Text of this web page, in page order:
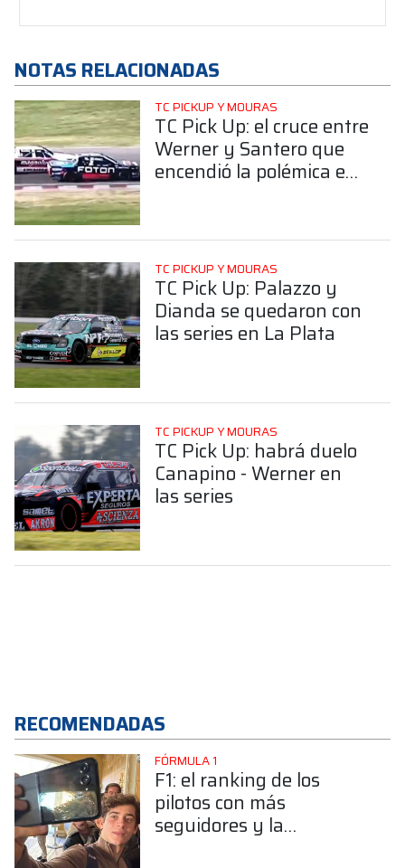
NOTAS RELACIONADAS
TC PICKUP Y MOURAS
TC Pick Up: el cruce entre
Werner y Santero que
encendió la polémica en
TC PICKUP Y MOURAS
TC Pick Up: Palazzo y
Dianda se quedaron con
las series en La Plata
TC PICKUP Y MOURAS
TC Pick Up: habrá duelo
Canapino - Werner en
las series
RECOMENDADAS
FÓRMULA 1
F1: el ranking de los
pilotos con más
seguidores y la